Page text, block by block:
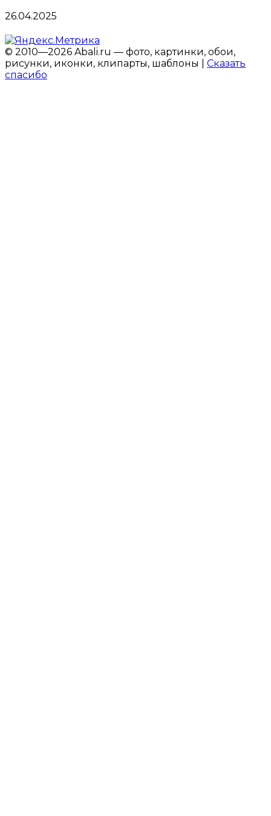
26.04.2025
© 2010—2026 Abali.ru — фото, картинки, обои,
рисунки, иконки, клипарты, шаблоны | Сказать
спасибо